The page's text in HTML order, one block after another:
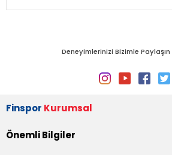
Deneyimlerinizi Bizimle Paylaşın
Finspor Kurumsal
Önemli Bilgiler